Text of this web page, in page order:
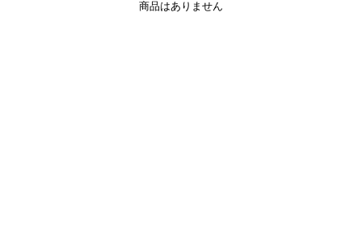
商品はありません